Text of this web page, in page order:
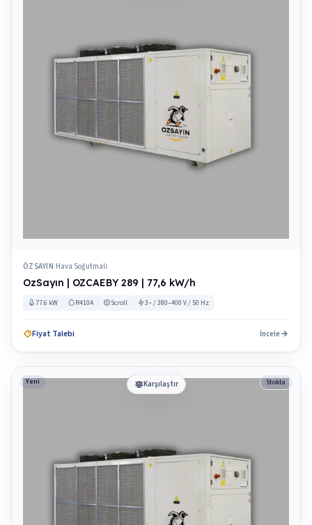
ÖZSAYIN|Hava Soğutmalı
OzSayın | OZCAEBY 289 | 77,6 kW/h
77.6 kW R410A Scroll 3~ / 380–400 V / 50 Hz
Fiyat Talebi İncele
Karşılaştır
Yeni Stokta